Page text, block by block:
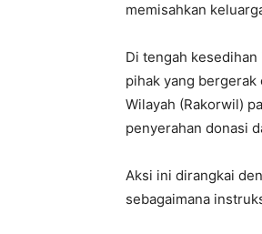
memisahkan
Di tengah
pihak yang
Wilayah (Rakorwil)
penyerahan donasi
Aksi ini dirangkai
sebagaimana